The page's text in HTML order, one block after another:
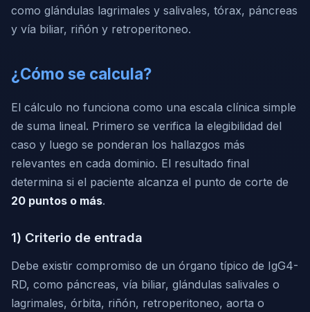
como glándulas lagrimales y salivales, tórax, páncreas
y vía biliar, riñón y retroperitoneo.
¿Cómo se calcula?
El cálculo no funciona como una escala clínica simple
de suma lineal. Primero se verifica la elegibilidad del
caso y luego se ponderan los hallazgos más
relevantes en cada dominio. El resultado final
determina si el paciente alcanza el punto de corte de
20 puntos o más.
1) Criterio de entrada
Debe existir compromiso de un órgano típico de IgG4-
RD, como páncreas, vía biliar, glándulas salivales o
lagrimales, órbita, riñón, retroperitoneo, aorta o